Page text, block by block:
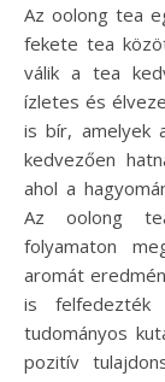
Az oolong tea egy különleges teafajta, amely a zöld és a
fekete tea
válik a tea
ízletes és
is bír, amelyek
kedvezően
ahol a
Az oolong
folyamaton
aromát
is
tudományos
pozitív